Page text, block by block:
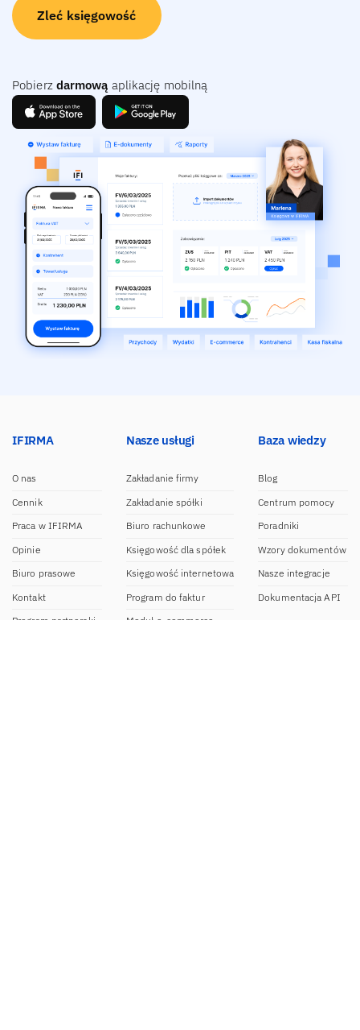
Zleć księgowość
Pobierz darmową aplikację mobilną
IFIRMA
O nas
Cennik
Praca w IFIRMA
Opinie
Biuro prasowe
Kontakt
Program partnerski
Nasze usługi
Zakładanie firmy
Zakładanie spółki
Biuro rachunkowe
Księgowość dla spółek
Księgowość internetowa
Program do faktur
Moduł e-commerce
Baza wiedzy
Blog
Centrum pomocy
Poradniki
Wzory dokumentów
Nasze integracje
Dokumentacja API